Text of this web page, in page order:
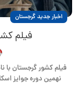
اخبار جدید گرجستان
فیلم
فیلم کشور گرجستان با
نهمین دوره جوایز